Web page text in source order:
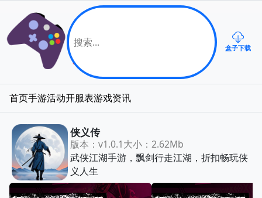
盒子下载
首页手游活动开服表游戏资讯
侠义传
版本：v1.0.1大小：2.62Mb
武侠江湖手游，飘剑行走江湖，折扣畅玩侠
义人生